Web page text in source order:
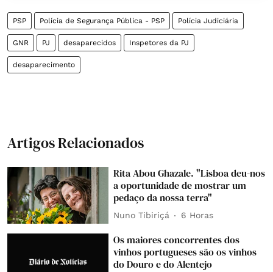
PSP Polícia de Segurança Pública - PSP Polícia Judiciária
GNR PJ desaparecidos Inspetores da PJ
desaparecimento
Artigos Relacionados
Rita Abou Ghazale. "Lisboa deu-nos
a oportunidade de mostrar um
pedaço da nossa terra"
Nuno Tibiriçá 6 Horas
Os maiores concorrentes dos
vinhos portugueses são os vinhos
do Douro e do Alentejo